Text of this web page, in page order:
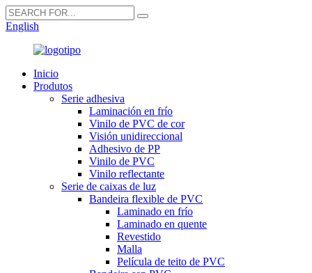
English
Inicio
Produtos
Serie adhesiva
Laminación en frío
Vinilo de PVC de cor
Visión unidireccional
Adhesivo de PP
Vinilo de PVC
Vinilo reflectante
Serie de caixas de luz
Bandeira flexible de PVC
Laminado en frío
Laminado en quente
Revestido
Malla
Película de teito de PVC